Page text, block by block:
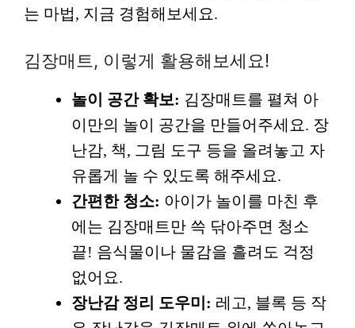
는 마법, 지금 경험해보세요.
김장매트, 이렇게 활용해보세요!
놀이 공간 확보: 김장매트를 펼쳐 아
이만의 놀이 공간을 만들어주세요. 장
난감, 책, 그림 도구 등을 올려놓고 자
유롭게 놀 수 있도록 해주세요.
간편한 청소: 아이가 놀이를 마친 후
에는 김장매트만 쓱 닦아주면 청소
끝! 음식물이나 물감을 흘려도 걱정
없어요.
장난감 정리 도우미: 레고, 블록 등 작